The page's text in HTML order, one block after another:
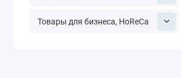
Товары для бизнеса, HoReCa